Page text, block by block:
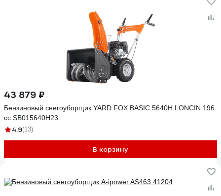
43 879 ₽
Бензиновый снегоуборщик YARD FOX BASIC 5640H LONCIN 196
сс SB015640H23
4.9(13)
В корзину